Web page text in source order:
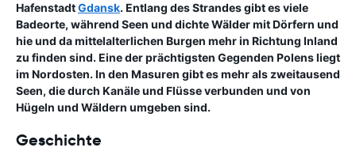
HafenstadtGdansk. Entlang des Strandes gibt es viele
Badeorte, während Seen und dichte Wälder mit Dörfern und
hie und da mittelalterlichen Burgen mehr in Richtung Inland
zu finden sind. Eine der prächtigsten Gegenden Polens liegt
im Nordosten. In den Masuren gibt es mehr als zweitausend
Seen, die durch Kanäle und Flüsse verbunden und von
Hügeln und Wäldern umgeben sind.
Geschichte